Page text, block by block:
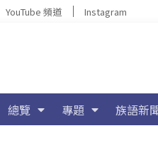
YouTube 頻道 Instagram
總覽 專題 族語新